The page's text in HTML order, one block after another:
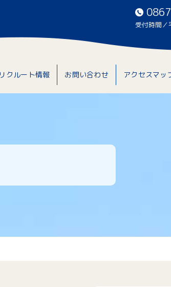
受付時間
リクルート情報 お問い合わせ アクセスマッ